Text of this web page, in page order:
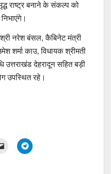
राष्ट्र बनाने के संकल्प को
नरेश बंसल, कैबिनेट मंत्री
शर्मा काउ, विधायक श्रीमती
उत्तराखंड देहरादून सहित बड़ी
उपस्थित रहे।